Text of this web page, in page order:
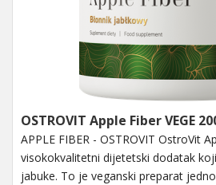
OSTROVIT Apple Fiber VEGE
APPLE FIBER - OSTROVIT OstroVit
visokokvalitetni dijetetski dodatak
jabuke. To je veganski preparat